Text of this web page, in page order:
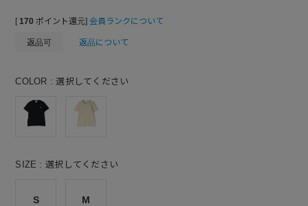
[ 170 ポイント還元] 会員ランクについて
返品可 返品について
COLOR 選択してください
SIZE 選択してください
S M